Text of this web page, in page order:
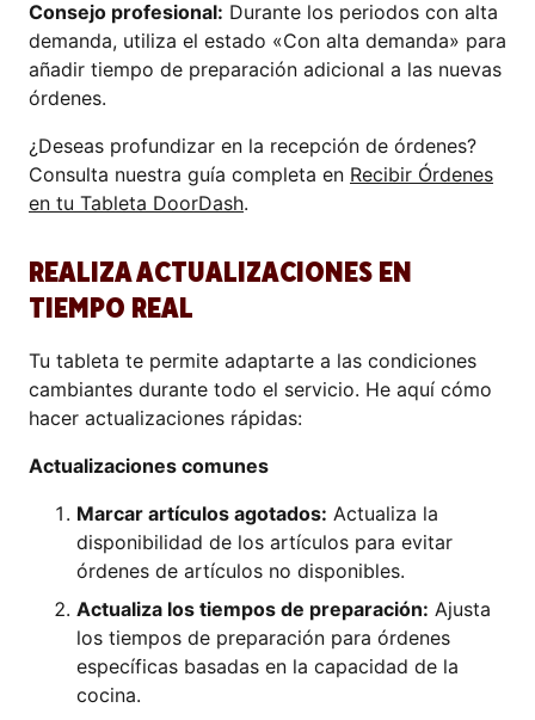
Consejo profesional: Durante los periodos con alta
demanda, utiliza el estado «Con alta demanda» para
añadir tiempo de preparación adicional a las nuevas
órdenes.
¿Deseas profundizar en la recepción de órdenes?
Consulta nuestra guía completa en Recibir Órdenes
en tu Tableta DoorDash.
REALIZA ACTUALIZACIONES EN
TIEMPO REAL
Tu tableta te permite adaptarte a las condiciones
cambiantes durante todo el servicio. He aquí cómo
hacer actualizaciones rápidas:
Actualizaciones comunes
Marcar artículos agotados: Actualiza la
disponibilidad de los artículos para evitar
órdenes de artículos no disponibles.
Actualiza los tiempos de preparación: Ajusta
los tiempos de preparación para órdenes
específicas basadas en la capacidad de la
cocina.